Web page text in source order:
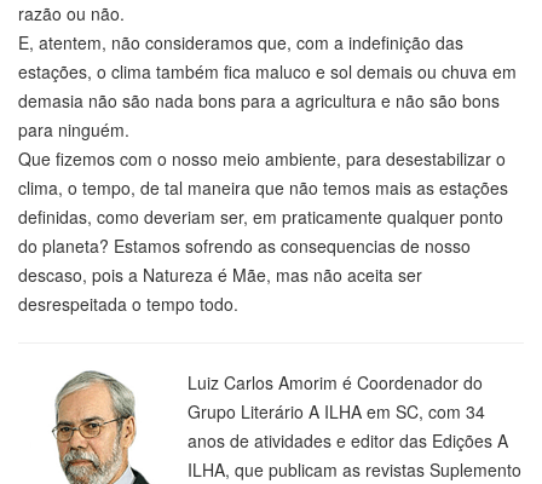
razão ou não.
E, atentem, não consideramos que, com a indefinição das
estações, o clima também fica maluco e sol demais ou chuva em
demasia não são nada bons para a agricultura e não são bons
para ninguém.
Que fizemos com o nosso meio ambiente, para desestabilizar o
clima, o tempo, de tal maneira que não temos mais as estações
definidas, como deveriam ser, em praticamente qualquer ponto
do planeta? Estamos sofrendo as consequencias de nosso
descaso, pois a Natureza é Mãe, mas não aceita ser
desrespeitada o tempo todo.
Luiz Carlos Amorim é Coordenador do
Grupo Literário A ILHA em SC, com 34
anos de atividades e editor das Edições A
ILHA, que publicam as revistas Suplemento